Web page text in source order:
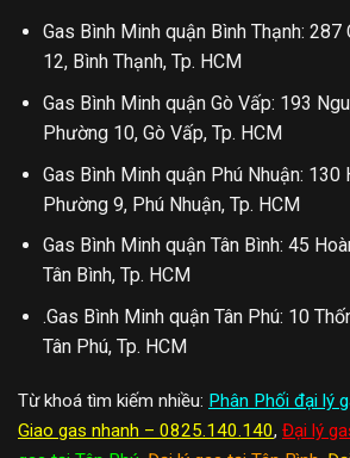
Gas Bình Minh quận Bình Thạnh: 287
12, Bình Thạnh, Tp. HCM
Gas Bình Minh quận Gò Vấp: 193
Phường 10, Gò Vấp, Tp. HCM
Gas Bình Minh quận Phú Nhuận: 130
Phường 9, Phú Nhuận, Tp. HCM
Gas Bình Minh quận Tân Bình: 45
Tân Bình, Tp. HCM
.Gas Bình Minh quận Tân Phú: 10
Tân Phú, Tp. HCM
Từ khoá tìm kiếm nhiều: Phân Phối đại lý
Giao gas nhanh – 0825.140.140, Đại lý